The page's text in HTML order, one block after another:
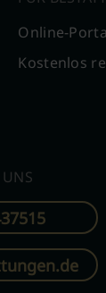
Online-
Kostenlos